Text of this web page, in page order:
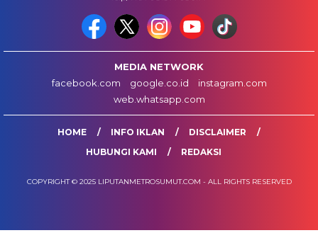
MEDIA NETWORK
facebook.com
google.co.id
instagram.com
web.whatsapp.com
HOME INFO IKLAN
DISCLAIMER
HUBUNGI KAMI
REDAKSI
COPYRIGHT © 2025 LIPUTANMETROSUMUT.COM - ALL RIGHTS RESERVED